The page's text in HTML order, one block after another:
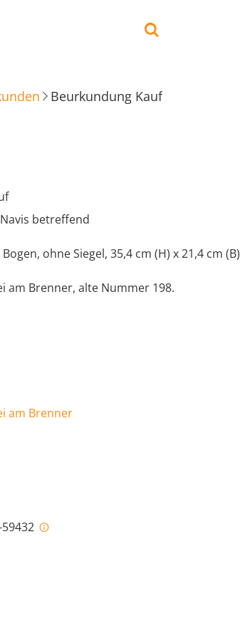
Beurkundung Kauf
betreffend
ohne Siegel, 35,4 cm (H) x 21,4 cm (B)
am Brenner, alte Nummer 198.
am Brenner